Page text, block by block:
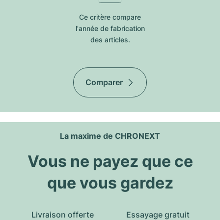
Ce critère compare
l'année de fabrication
des articles.
Comparer
La maxime de CHRONEXT
Vous ne payez que ce
que vous gardez
Livraison offerte Essayage gratuit